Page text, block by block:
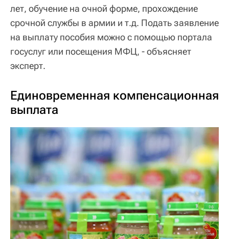
лет, обучение на очной форме, прохождение
срочной службы в армии и т.д. Подать заявление
на выплату пособия можно с помощью портала
госуслуг или посещения МФЦ, - объясняет
эксперт.
Единовременная компенсационная
выплата